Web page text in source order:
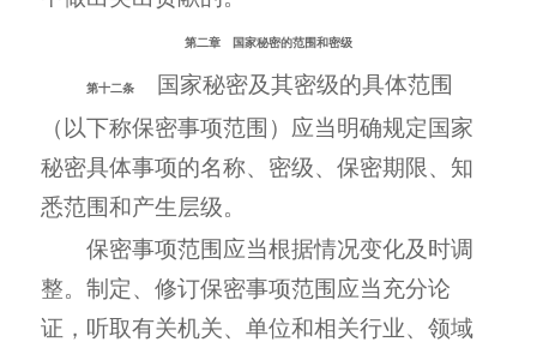
第二章 国家秘密的范围和密级
第十二条
国家秘密及其密级的具体范围
（以下称保密事项范围）应当明确规定国家
秘密具体事项的名称、密级、保密期限、知
悉范围和产生层级。
保密事项范围应当根据情况变化及时调
整。制定、修订保密事项范围应当充分论
证，听取有关机关、单位和相关行业、领域